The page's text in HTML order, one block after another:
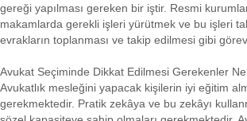
gereği yapılması gereken bir iştir. Resmi
makamlarda gerekli işleri yürütmek ve bu işleri
evrakların toplanması ve takip edilmesi gibi
Avukat Seçiminde Dikkat Edilmesi Gerekenler
Avukatlık mesleğini yapacak kişilerin iyi eğitim
gerekmektedir. Pratik zekâya ve bu zekâyı